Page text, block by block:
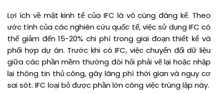
Lợi ích về mặt kinh tế của IFC là vô cùng đáng kể. Theo
ước tính của các nghiên cứu quốc tế, việc sử dụng IFC có
thể giảm đến 15-20% chi phí trong giai đoạn thiết kế và
phối hợp dự án. Trước khi có IFC, việc chuyển đổi dữ liệu
giữa các phần mềm thường đòi hỏi phải vẽ lại hoặc nhập
lại thông tin thủ công, gây lãng phí thời gian và nguy cơ
sai sót. IFC loại bỏ được phần lớn công việc trùng lặp này.